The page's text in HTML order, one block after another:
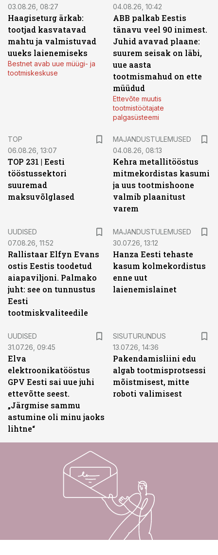
03.08.26, 08:27
Haagiseturg ärkab:
tootjad kasvatavad
mahtu ja valmistuvad
uueks laienemiseks
Bestnet avab uue müügi- ja
tootmiskeskuse
04.08.26, 10:42
ABB palkab Eestis
tänavu veel 90 inimest.
Juhid avavad plaane:
suurem seisak on läbi,
uue aasta
tootmismahud on ette
müüdud
Ettevõte muutis
tootmistöötajate
palgasüsteemi
TOP
06.08.26, 13:07
TOP 231 | Eesti
tööstussektori
suuremad
maksuvõlglased
MAJANDUSTULEMUSED
04.08.26, 08:13
Kehra metallitööstus
mitmekordistas kasumi
ja uus tootmishoone
valmib plaanitust
varem
UUDISED
07.08.26, 11:52
Rallistaar Elfyn Evans
ostis Eestis toodetud
aiapaviljoni. Palmako
juht: see on tunnustus
Eesti
tootmiskvaliteedile
MAJANDUSTULEMUSED
30.07.26, 13:12
Hanza Eesti tehaste
kasum kolmekordistus
enne uut
laienemislainet
UUDISED
31.07.26, 09:45
Elva
elektroonikatööstus
GPV Eesti sai uue juhi
ettevõtte seest.
„Järgmise sammu
astumine oli minu jaoks
lihtne“
SISUTURUNDUS
13.07.26, 14:36
Pakendamisliini edu
algab tootmisprotsessi
mõistmisest, mitte
roboti valimisest